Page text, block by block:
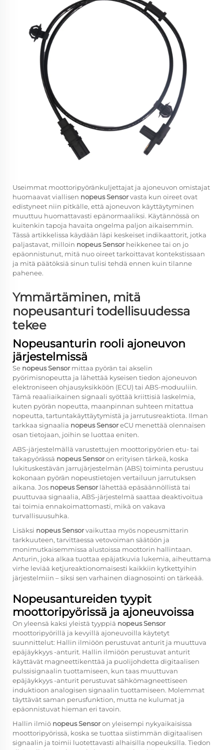
Useimmat moottoripyöränkuljettajat ja ajoneuvon omistajat
huomaavat viallisen nopeus Sensorvasta kun oireet ovat
edistyneet niin pitkälle, että ajoneuvon käyttäytyminen
muuttuu huomattavasti epänormaaliksi. Käytännössä on
kuitenkin tapoja havaita ongelma paljon aikaisemmin.
Tässä artikkelissa käydään läpi keskeiset indikaattorit, jotka
paljastavat, milloin nopeus Sensorheikkenee tai on jo
epäonnistunut, mitä nuo oireet tarkoittavat kontekstissaan
ja mitä päätöksiä sinun tulisi tehdä ennen kuin tilanne
pahenee.
Ymmärtäminen, mitä
nopeusanturi todellisuudessa
tekee
Nopeusanturin rooli ajoneuvon
järjestelmissä
Se nopeus Sensormittaa pyörän tai akselin
pyörimisnopeutta ja lähettää kyseisen tiedon ajoneuvon
elektroniseen ohjausyksikköön (ECU) tai ABS-moduuliin.
Tämä reaaliaikainen signaali syöttää kriittisiä laskelmia,
kuten pyörän nopeutta, maanpinnan suhteen mitattua
nopeutta, tartuntakäyttäytymistä ja jarrutusreaktiota. Ilman
tarkkaa signaalia nopeus SensoreCU menettää olennaisen
osan tietojaan, joihin se luottaa eniten.
ABS-järjestelmällä varustettujen moottoripyörien etu- tai
takapyörässä nopeus Sensoron erityisen tärkeä, koska
lukituskestävän jarrujärjestelmän (ABS) toiminta perustuu
kokonaan pyörän nopeustietojen vertailuun jarrutuksen
aikana. Jos nopeus Sensorlähettää epäsäännöllistä tai
puuttuvaa signaalia, ABS-järjestelmä saattaa deaktivoitua
tai toimia ennakoimattomasti, mikä on vakava
turvallisuusuhka.
Lisäksi nopeus Sensorvaikuttaa myös nopeusmittarin
tarkkuuteen, tarvittaessa vetovoiman säätöön ja
monimutkaisemmissa alustoissa moottorin hallintaan.
Anturin, joka alkaa tuottaa epäjatkuvia lukemia, aiheuttama
virhe leviää ketjureaktionomaisesti kaikkiin kytkettyihin
järjestelmiin – siksi sen varhainen diagnosointi on tärkeää.
Nopeusantureiden tyypit
moottoripyörissä ja ajoneuvoissa
On yleensä kaksi yleistä tyyppiä nopeus Sensor
moottoripyörillä ja kevyillä ajoneuvoilla käytetyt
suunnittelut: Hallin ilmiöön perustuvat anturit ja muuttuva
epäjäykkyys -anturit. Hallin ilmiöön perustuvat anturit
käyttävät magneettikenttää ja puolijohdetta digitaalisen
pulssisignaalin tuottamiseen, kun taas muuttuvan
epäjäykkyys -anturit perustuvat sähkömagneettiseen
induktioon analogisen signaalin tuottamiseen. Molemmat
täyttävät saman perusfunktion, mutta ne kulumat ja
epäonnistuvat hieman eri tavoin.
Hallin ilmiö nopeus Sensoron yleisempi nykyaikaisissa
moottoripyörissä, koska se tuottaa siistimmän digitaalisen
signaalin ja toimii luotettavasti alhaisilla nopeuksilla. Tiedon